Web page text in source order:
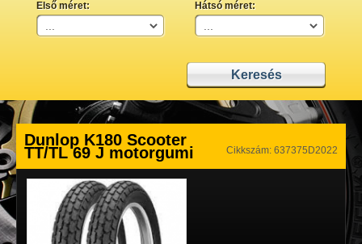
Első méret: Hátsó méret:
Cikkszám: 637375D2022
Dunlop K180 Scooter
TT/TL 69 J motorgumi